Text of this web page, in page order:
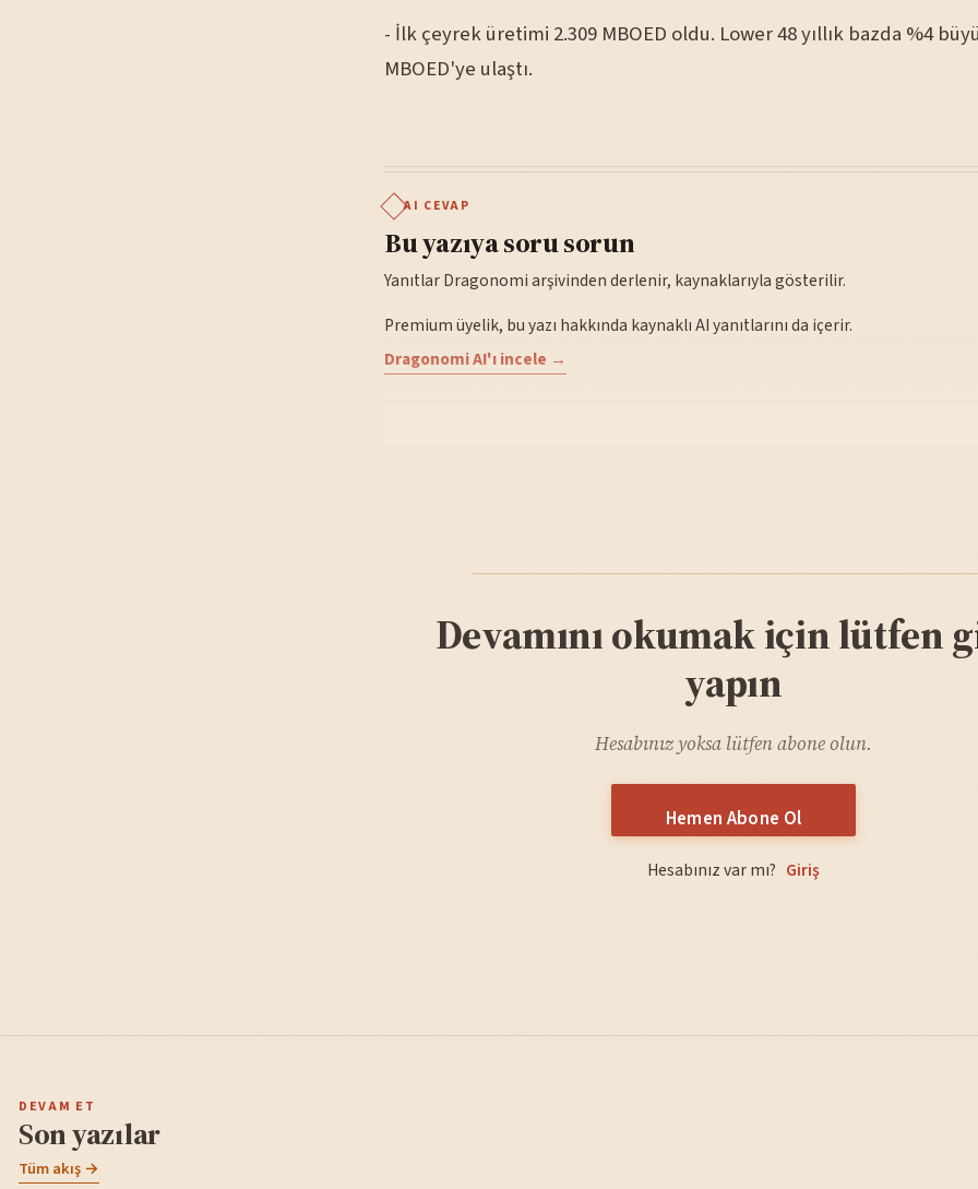
- İlk çeyrek üretimi 2.309 MBOED oldu. Lower 48 yıllık bazda %4
MBOED'ye ulaştı.
AI CEVAP
Bu yazıya soru sorun
Yanıtlar Dragonomi arşivinden derlenir, kaynaklarıyla gösterilir.
Premium üyelik, bu yazı hakkında kaynaklı AI yanıtlarını da içerir.
Dragonomi AI'ı incele →
Devamını okumak için lütfen
yapın
Hesabınız yoksa lütfen abone olun.
Hemen Abone Ol
Hesabınız var mı? Giriş
DEVAM ET
Son yazılar
Tüm akış →